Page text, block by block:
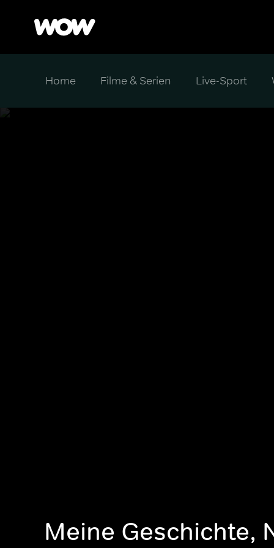
Home Filme & Serien Live-Sport
Meine Geschichte,